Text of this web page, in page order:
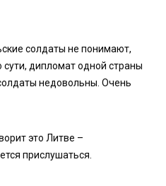
солдаты не понимают,
дипломат одной страны
недовольны. Очень
это Литве –
прислушаться.